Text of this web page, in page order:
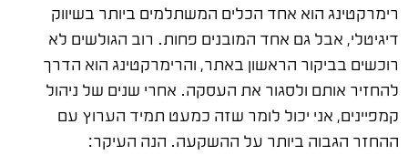
רימרקטינג הוא אחד הכלים המשתלמים ביותר בשיווק
דיגיטלי, אבל גם אחד המובנים פחות. רוב הגולשים לא
רוכשים בביקור הראשון באתר, והרימרקטינג הוא הדרך
להחזיר אותם ולסגור את העסקה. אחרי שנים של ניהול
קמפיינים, אני יכול לומר שזה כמעט תמיד הערוץ עם
ההחזר הגבוה ביותר על ההשקעה. הנה העיקר: